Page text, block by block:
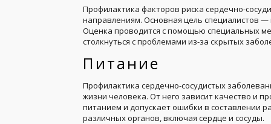
Профилактика факторов риска сердечно-
направлениям. Основная цель специалистов
Оценка проводится с помощью специальных
столкнуться с проблемами из-за скрытых
Питание
Профилактика сердечно-сосудистых
жизни человека. От него зависит качество и
питанием и допускает ошибки в составлении
различных органов, включая сердце и сосуды.